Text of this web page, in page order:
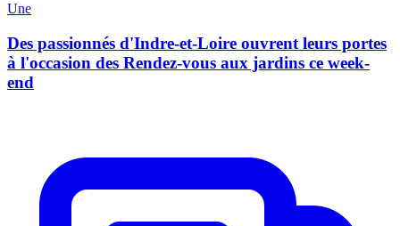
Une
Des passionnés d'Indre-et-Loire ouvrent leurs portes
à l'occasion des Rendez-vous aux jardins ce week-
end